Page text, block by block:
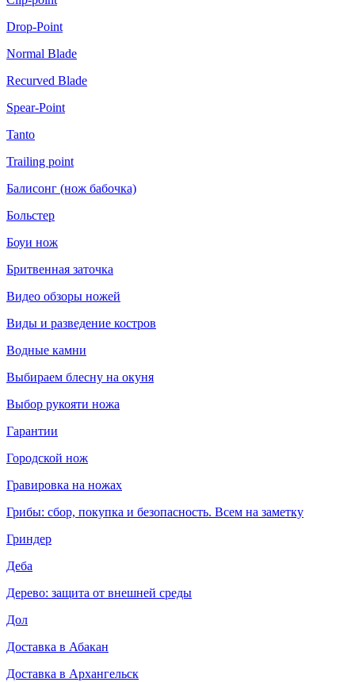
Drop-Point
Normal Blade
Recurved Blade
Spear-Point
Tanto
Trailing point
Балисонг (нож бабочка)
Больстер
Боуи нож
Бритвенная заточка
Видео обзоры ножей
Виды и разведение костров
Водные камни
Выбираем блесну на окуня
Выбор рукояти ножа
Гарантии
Городской нож
Гравировка на ножах
Грибы: сбор, покупка и безопасность. Всем на заметку
Гриндер
Деба
Дерево: защита от внешней среды
Дол
Доставка в Абакан
Доставка в Архангельск